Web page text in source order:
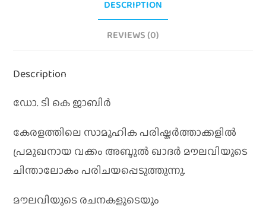
DESCRIPTION
REVIEWS (0)
Description
ഡോ. ടി കെ ജാബിർ
കേരളത്തിലെ സാമൂഹിക പരിഷ്കർത്താക്കളിൽ
പ്രമുഖനായ വക്കം അബ്ദുൽ ഖാദർ മൗലവിയുടെ
ചിന്താലോകം പരിചയപ്പെടുത്തുന്നു.
മൗലവിയുടെ രചനകളുടെയും